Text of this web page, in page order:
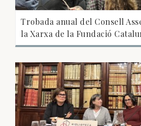
Trobada anual del Consell
la Xarxa de la Fundació